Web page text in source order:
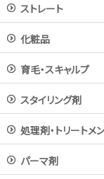
ストレート
化粧品
育毛・スキャルプ
スタイリング剤
処理剤・トリートメ
パーマ剤